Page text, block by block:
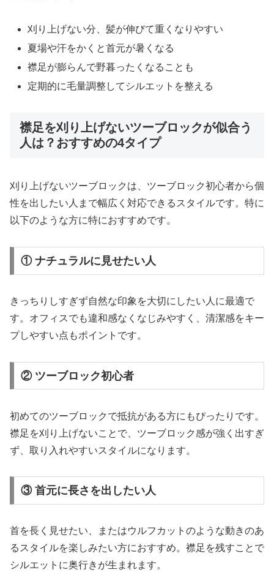
刈り上げない分、髪が伸びて重くなりやすい
夏場や汗をかくと首元が暑くなる
襟足が膨らんで野暮ったくなることも
定期的に毛量調整してシルエットを整える
襟足を刈り上げないツーブロックが似合う
人は？おすすめの4タイプ
刈り上げないツーブロックは、ツーブロック初心者から個
性を出したい人まで幅広く対応できるスタイルです。特に
以下のような方に特におすすめです。
① ナチュラルに見せたい人
きっちりしすぎず自然な印象を大切にしたい人に最適で
す。オフィスでも違和感なくなじみやすく、清潔感をキー
プしやすい点もポイントです。
② ツーブロック初心者
初めてのツーブロックで抵抗がある方にもぴったりです。
襟足を刈り上げないことで、ツーブロック感が強く出すぎ
ず、取り入れやすいスタイルになります。
③ 首元に長さを出したい人
首を長く見せたい、またはウルフカットのような動きのあ
るスタイルを楽しみたい方におすすめ。襟足を残すことで
シルエットに奥行きが生まれます。